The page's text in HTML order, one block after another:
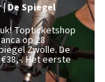
|De Spiegel
Topticketshop
op 28
Zwolle. De
. Het eerste